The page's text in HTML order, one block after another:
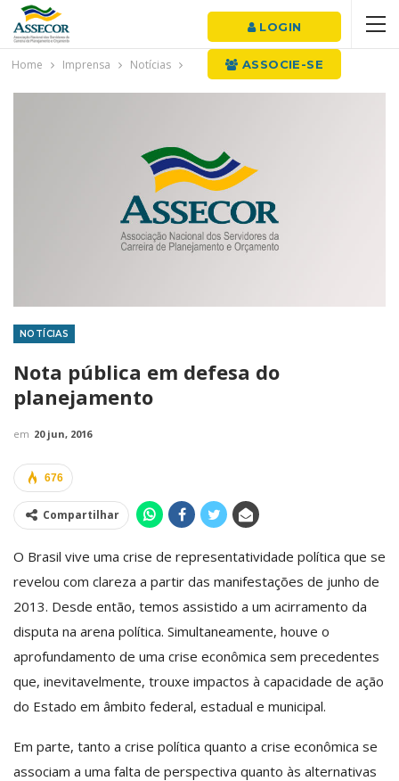
LOGIN
ASSOCIE-SE
Home Imprensa Notícias
NOTÍCIAS
Nota pública em defesa do
planejamento
em 20 jun, 2016
676
Compartilhar
O Brasil vive uma crise de representatividade política que se
revelou com clareza a partir das manifestações de junho de
2013. Desde então, temos assistido a um acirramento da
disputa na arena política. Simultaneamente, houve o
aprofundamento de uma crise econômica sem precedentes
que, inevitavelmente, trouxe impactos à capacidade de ação
do Estado em âmbito federal, estadual e municipal.
Em parte, tanto a crise política quanto a crise econômica se
associam a uma falta de perspectiva quanto às alternativas